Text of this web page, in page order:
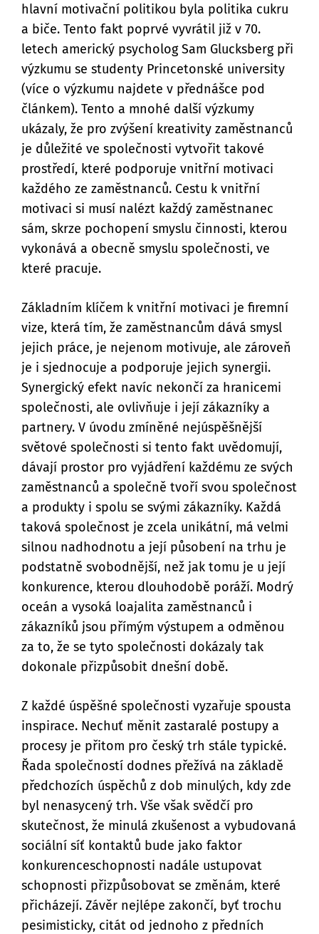
hlavní motivační politikou byla politika cukru
a biče. Tento fakt poprvé vyvrátil již v 70.
letech americký psycholog Sam Glucksberg při
výzkumu se studenty Princetonské university
(více o výzkumu najdete v přednášce pod
článkem). Tento a mnohé další výzkumy
ukázaly, že pro zvýšení kreativity zaměstnanců
je důležité ve společnosti vytvořit takové
prostředí, které podporuje vnitřní motivaci
každého ze zaměstnanců. Cestu k vnitřní
motivaci si musí nalézt každý zaměstnanec
sám, skrze pochopení smyslu činnosti, kterou
vykonává a obecně smyslu společnosti, ve
které pracuje.
Základním klíčem k vnitřní motivaci je firemní
vize, která tím, že zaměstnancům dává smysl
jejich práce, je nejenom motivuje, ale zároveň
je i sjednocuje a podporuje jejich synergii.
Synergický efekt navíc nekončí za hranicemi
společnosti, ale ovlivňuje i její zákazníky a
partnery. V úvodu zmíněné nejúspěšnější
světové společnosti si tento fakt uvědomují,
dávají prostor pro vyjádření každému ze svých
zaměstnanců a společně tvoří svou společnost
a produkty i spolu se svými zákazníky. Každá
taková společnost je zcela unikátní, má velmi
silnou nadhodnotu a její působení na trhu je
podstatně svobodnější, než jak tomu je u její
konkurence, kterou dlouhodobě poráží. Modrý
oceán a vysoká loajalita zaměstnanců i
zákazníků jsou přímým výstupem a odměnou
za to, že se tyto společnosti dokázaly tak
dokonale přizpůsobit dnešní době.
Z každé úspěšné společnosti vyzařuje spousta
inspirace. Nechuť měnit zastaralé postupy a
procesy je přitom pro český trh stále typické.
Řada společností dodnes přežívá na základě
předchozích úspěchů z dob minulých, kdy zde
byl nenasycený trh. Vše však svědčí pro
skutečnost, že minulá zkušenost a vybudovaná
sociální síť kontaktů bude jako faktor
konkurenceschopnosti nadále ustupovat
schopnosti přizpůsobovat se změnám, které
přicházejí. Závěr nejlépe zakončí, byť trochu
pesimisticky, citát od jednoho z předních